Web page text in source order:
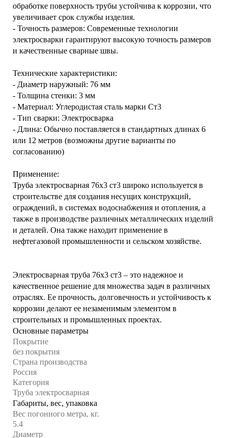
обработке поверхность трубы устойчива к коррозии, что
увеличивает срок службы изделия.
- Точность размеров: Современные технологии
электросварки гарантируют высокую точность размеров
и качественные сварные швы.
Технические характеристики:
- Диаметр наружный: 76 мм
- Толщина стенки: 3 мм
- Материал: Углеродистая сталь марки Ст3
- Тип сварки: Электросварка
- Длина: Обычно поставляется в стандартных длинах 6
или 12 метров (возможны другие варианты по
согласованию)
Применение:
Труба электросварная 76х3 ст3 широко используется в
строительстве для создания несущих конструкций,
ограждений, в системах водоснабжения и отопления, а
также в производстве различных металлических изделий
и деталей. Она также находит применение в
нефтегазовой промышленности и сельском хозяйстве.
Электросварная труба 76х3 ст3 – это надежное и
качественное решение для множества задач в различных
отраслях. Ее прочность, долговечность и устойчивость к
коррозии делают ее незаменимым элементом в
строительных и промышленных проектах.
Основные параметры
Покрытие
без покрытия
Страна производства
Россия
Категория
Труба электросварная
Габариты, вес, упаковка
Вес погонного метра, кг.
5.4
Диаметр